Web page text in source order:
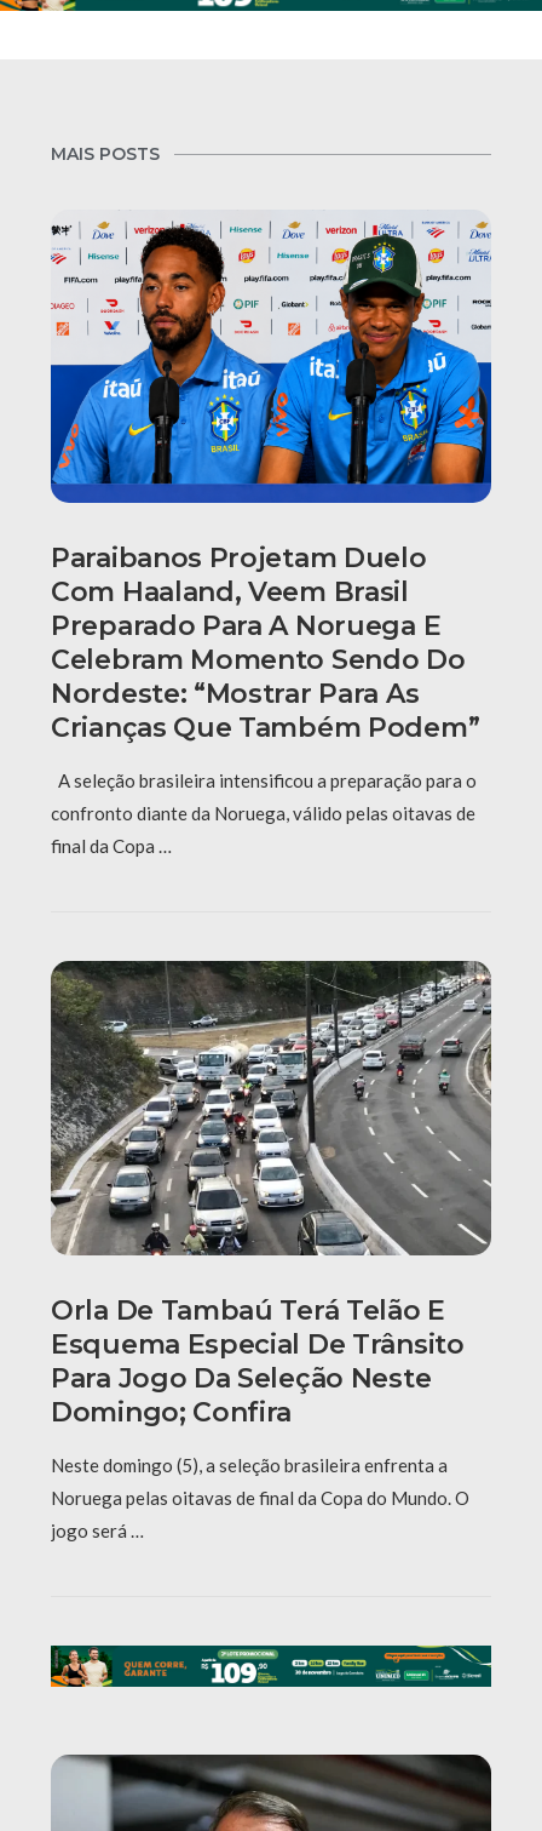
MAIS POSTS
Paraibanos Projetam Duelo
Com Haaland, Veem Brasil
Preparado Para A Noruega E
Celebram Momento Sendo Do
Nordeste: “Mostrar Para As
Crianças Que Também Podem”
A seleção brasileira intensificou a preparação para o
confronto diante da Noruega, válido pelas oitavas de
final da Copa …
Orla De Tambaú Terá Telão E
Esquema Especial De Trânsito
Para Jogo Da Seleção Neste
Domingo; Confira
Neste domingo (5), a seleção brasileira enfrenta a
Noruega pelas oitavas de final da Copa do Mundo. O
jogo será …